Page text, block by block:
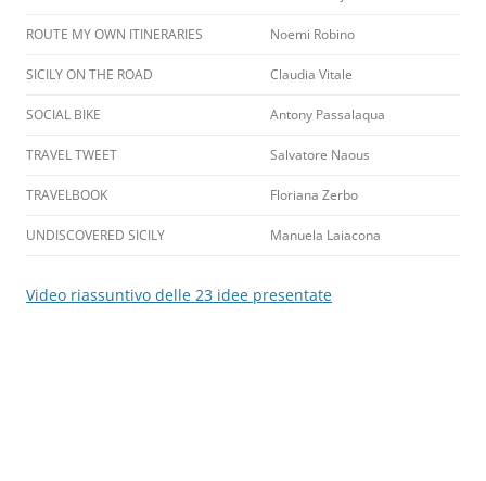
ROUTE MY OWN ITINERARIES Noemi Robino
SICILY ON THE ROAD Claudia Vitale
SOCIAL BIKE Antony Passalaqua
TRAVEL TWEET Salvatore Naous
TRAVELBOOK Floriana Zerbo
UNDISCOVERED SICILY Manuela Laiacona
Video riassuntivo delle 23 idee presentate